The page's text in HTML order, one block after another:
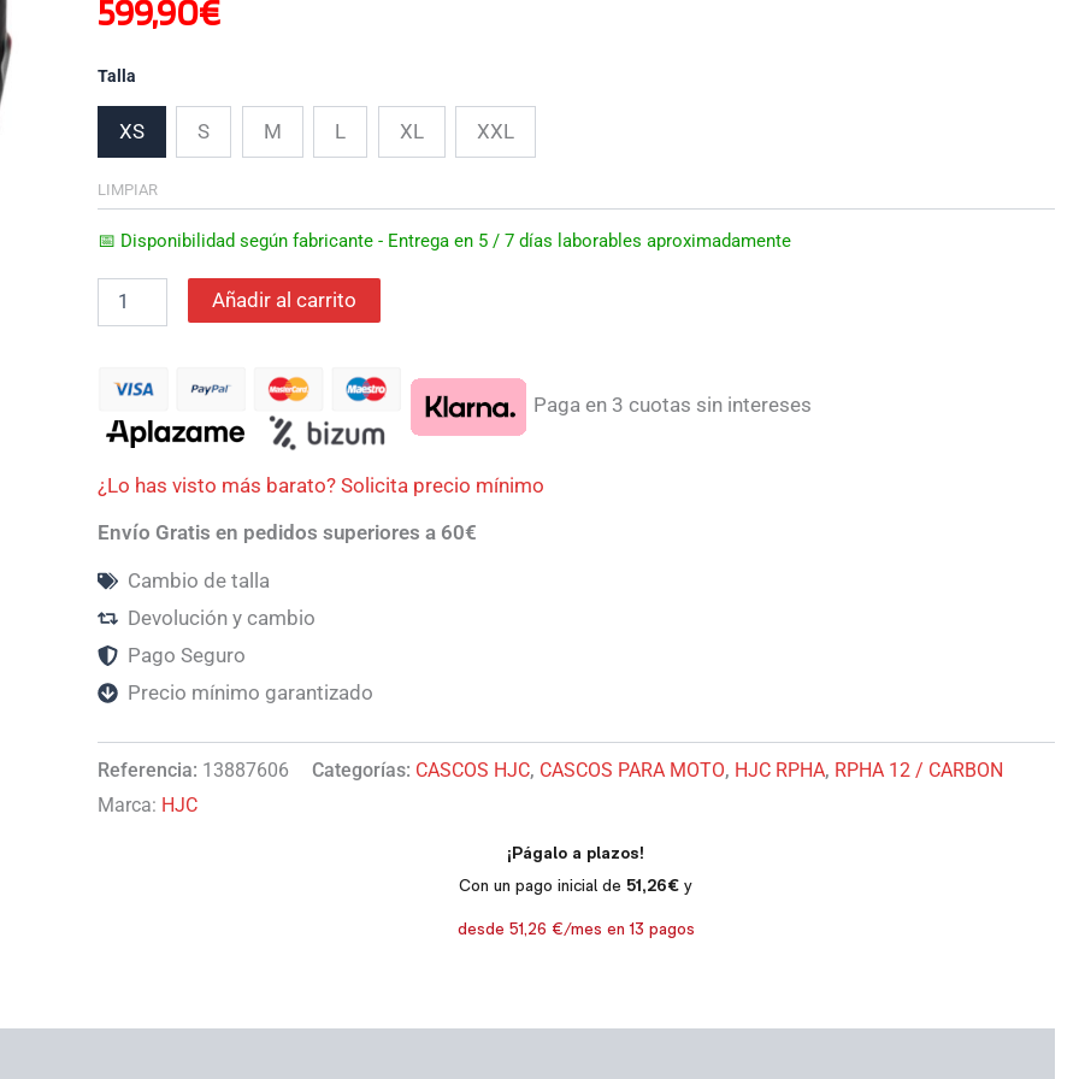
599,90€
Talla
XS S M L XL XXL
LIMPIAR
📅 Disponibilidad según fabricante - Entrega en 5 / 7 días laborables aproximadamente
Añadir al carrito
Paga en 3 cuotas sin intereses
¿Lo has visto más barato? Solicita precio mínimo
Envío Gratis en pedidos superiores a 60€
Cambio de talla
Devolución y cambio
Pago Seguro
Precio mínimo garantizado
Referencia: 13887606 Categorías: CASCOS HJC, CASCOS PARA MOTO, HJC RPHA, RPHA 12 / CARBON
Marca: HJC